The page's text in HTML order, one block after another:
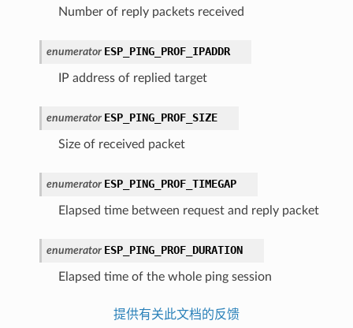
Number of reply packets received
enumerator ESP_PING_PROF_IPADDR
IP address of replied target
enumerator ESP_PING_PROF_SIZE
Size of received packet
enumerator ESP_PING_PROF_TIMEGAP
Elapsed time between request and reply packet
enumerator ESP_PING_PROF_DURATION
Elapsed time of the whole ping session
提供有关此文档的反馈